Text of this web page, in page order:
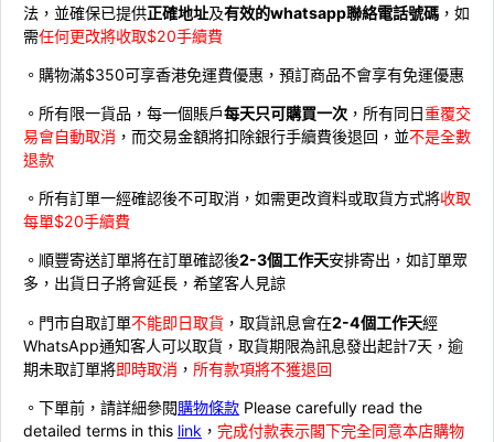
法，並確保已提供正確地址及有效的whatsapp聯絡電話號碼 ，如
需任何更改將收取$20手續費
。購物滿$350可享香港免運費優惠，預訂商品不會享有免運優惠
。所有限一貨品，每一個賬戶每天只可購買一次 ，所有同日重覆交
易會自動取消 ，而交易金額將扣除銀行手續費後退回，並不是全數
退款
。所有訂單一經確認後不可取消，如需更改資料或取貨方式將收取
每單$20手續費
。順豐寄送訂單將在訂單確認後2-3個工作天安排寄出，如訂單眾
多，出貨日子將會延長，希望客人見諒
。門市自取訂單不能即日取貨 ，取貨訊息會在2-4個工作天經
WhatsApp通知客人可以取貨，取貨期限為訊息發出起計7天，逾
期未取訂單將即時取消 ， 所有款項將不獲退回
。下單前，請詳細參閱購物條款 Please carefully read the
detailed terms in this link ， 完成付款表示閣下完全同意本店購物